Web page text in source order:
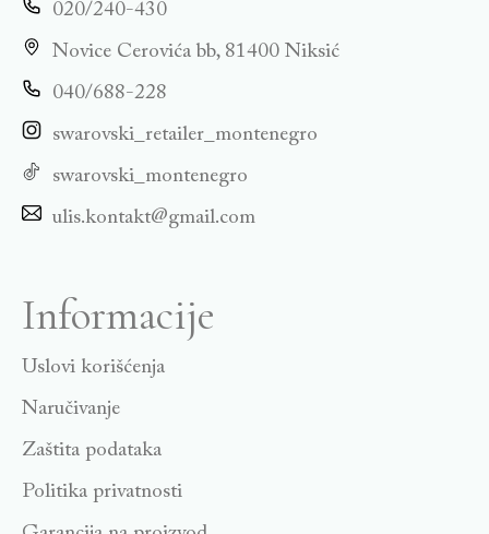
020/240-430
Novice Cerovića bb, 81400 Niksić
040/688-228
swarovski_retailer_montenegro
swarovski_montenegro
ulis.kontakt@gmail.com
Informacije
Uslovi korišćenja
Naručivanje
Zaštita podataka
Politika privatnosti